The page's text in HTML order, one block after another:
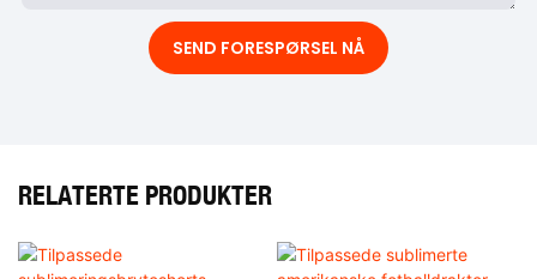
SEND FORESPØRSEL NÅ
RELATERTE PRODUKTER